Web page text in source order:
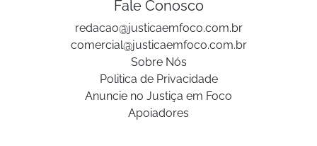
Fale Conosco
redacao@justicaemfoco.com.br
comercial@justicaemfoco.com.br
Sobre Nós
Politica de Privacidade
Anuncie no Justiça em Foco
Apoiadores